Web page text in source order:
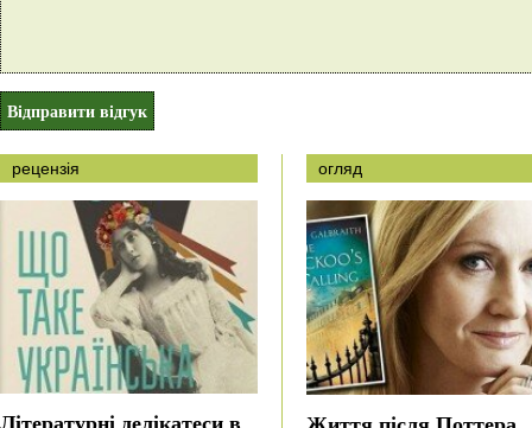
рецензія
Літературні делікатеси в
огляд